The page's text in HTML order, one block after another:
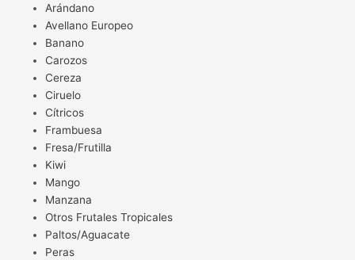
Arándano
Avellano Europeo
Banano
Carozos
Cereza
Ciruelo
Cítricos
Frambuesa
Fresa/Frutilla
Kiwi
Mango
Manzana
Otros Frutales Tropicales
Paltos/Aguacate
Peras